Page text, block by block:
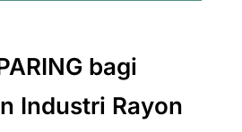
bagi
Industri Rayon